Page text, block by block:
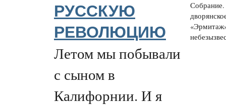
РУССКУЮ
РЕВОЛЮЦИЮ
Летом мы побывали
с сыном в
Калифорнии. И я
Собрание.